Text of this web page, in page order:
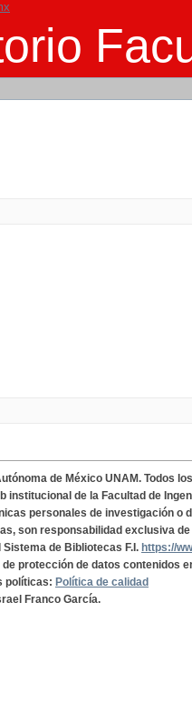
de México UNAM. Todos
institucional de la Facultad de
personales de investigación o
son responsabilidad exclusiva
de Bibliotecas F.I. https://
protección de datos contenidos
políticas: Política de calidad
Franco García.